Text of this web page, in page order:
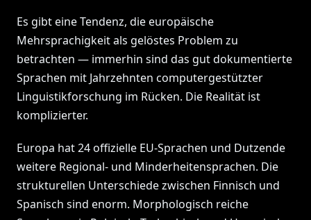
Es gibt eine Tendenz, die europäische
Mehrsprachigkeit als gelöstes Problem zu
betrachten — immerhin sind das gut dokumentierte
Sprachen mit Jahrzehnten computergestützter
Linguistikforschung im Rücken. Die Realität ist
komplizierter.
Europa hat 24 offizielle EU-Sprachen und Dutzende
weitere Regional- und Minderheitensprachen. Die
strukturellen Unterschiede zwischen Finnisch und
Spanisch sind enorm. Morphologisch reiche